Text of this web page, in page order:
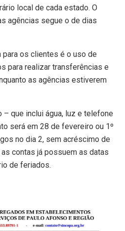
local de cada estado. O
agências segue o de dias
para os clientes é o uso de
para realizar transferências e
as agências estiverem
que inclui água, luz e telefone
será em 28 de fevereiro ou 1º
no dia 2, sem acréscimo de
contas já possuem as datas
de feriados.